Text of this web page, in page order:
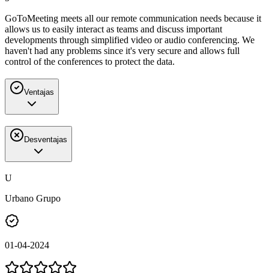
GoToMeeting meets all our remote communication needs because it
allows us to easily interact as teams and discuss important
developments through simplified video or audio conferencing. We
haven't had any problems since it's very secure and allows full
control of the conferences to protect the data.
Ventajas
Desventajas
U
Urbano Grupo
01-04-2024